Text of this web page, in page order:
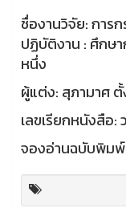
ชื่องานวิจัย: การ
ปฏิบัติงาน : ศึกษ
หนึ่ง
ผู้แต่ง: สุภามาศ ตั้
เลขเรียกหนังสือ:
จองอ่านฉบับพิม